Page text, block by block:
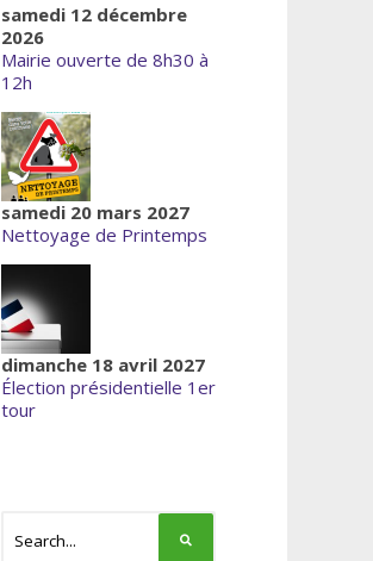
samedi 12 décembre
2026
Mairie ouverte de 8h30 à
12h
samedi 20 mars 2027
Nettoyage de Printemps
dimanche 18 avril 2027
Élection présidentielle 1er
tour